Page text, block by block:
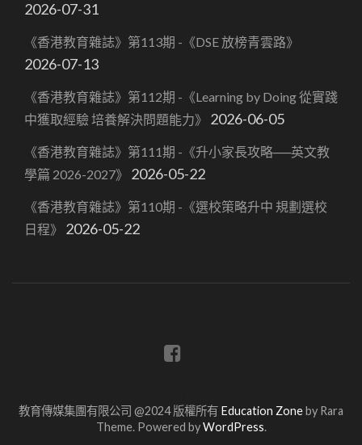
2026-07-31
《香港教育雜誌》第113期 -《DSE 放榜青雲路》
2026-07-13
《香港教育雜誌》第112期 -《Learning by Doing 從實踐
中獲取經驗 培養解決問題能力》
2026-06-05
《香港教育雜誌》第111期 -《升小家長攻略──英文教
學篇 2026-2027》
2026-05-22
《香港教育雜誌》第110期 -《選校策略升中 規劃選校
日程》
2026-05-22
教育傳媒集團有限公司 @2024 版權所有 Education Zoneby Rara
Theme. Powered byWordPress.